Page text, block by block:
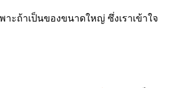
ะถ้าเป็นของขนาดใหญ่ ซึ่งเราเข้าใจ